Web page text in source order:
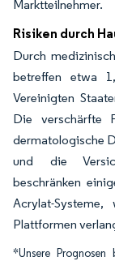
Marktteilnehmer.
Risiken durch
Durch
betreffen etwa
Vereinigten
Die verschärfte
dermatologische
und die
beschränken
Acrylat-
Plattformen
*Unsere